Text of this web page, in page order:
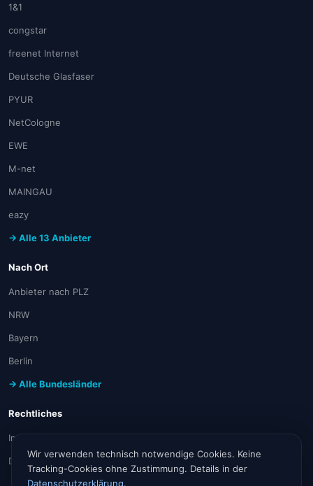
1&1
congstar
freenet Internet
Deutsche Glasfaser
PYUR
NetCologne
EWE
M-net
MAINGAU
eazy
→ Alle 13 Anbieter
Nach Ort
Anbieter nach PLZ
NRW
Bayern
Berlin
→ Alle Bundesländer
Rechtliches
Impressum
Datenschutz
Wir verwenden technisch notwendige Cookies. Keine
Tracking-Cookies ohne Zustimmung. Details in der
Datenschutzerklärung.